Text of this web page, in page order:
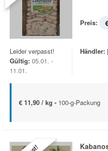
Preis:
Leider verpasst!
Gültig: 05.01. -
11.01.
Händler:
€ 11,90 / kg - 100-g-Packung